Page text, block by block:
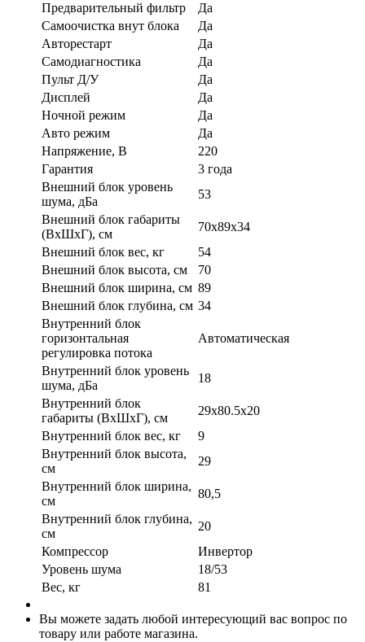
Предварительный фильтр
Да
Самоочистка внут блока
Да
Авторестарт
Да
Самодиагностика
Да
Пульт Д/У
Да
Дисплей
Да
Ночной режим
Да
Авто режим
Да
Напряжение, В
220
Гарантия
3 года
Внешний блок уровень
шума, дБа
53
Внешний блок габариты
(ВхШхГ), см
70x89x34
Внешний блок вес, кг
54
Внешний блок высота, см
70
Внешний блок ширина, см 89
Внешний блок глубина, см 34
Внутренний блок
горизонтальная
регулировка потока
Автоматическая
Внутренний блок уровень
шума, дБа
18
Внутренний блок
габариты (ВхШхГ), см
29x80.5x20
Внутренний блок вес, кг
9
Внутренний блок высота,
см
29
Внутренний блок ширина,
см
80,5
Внутренний блок глубина,
см
20
Компрессор
Инвертор
Уровень шума
18/53
Вес, кг
81
Вы можете задать любой интересующий вас вопрос по
товару или работе магазина.